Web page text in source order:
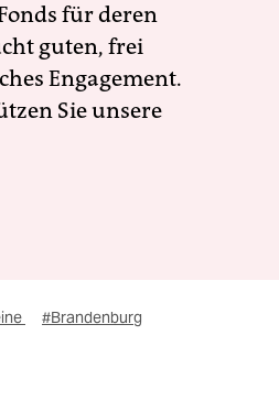
für deren
guten, frei
Engagement.
Sie unsere
#Brandenburg